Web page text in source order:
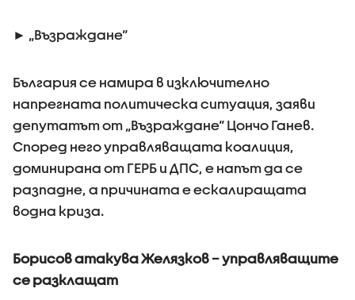
► „Възраждане“
България се намира в изключително
напрегната политическа ситуация, заяви
депутатът от „Възраждане“ Цончо Ганев.
Според него управляващата коалиция,
доминирана от ГЕРБ и ДПС, е напът да се
разпадне, а причината е ескалиращата
водна криза.
Борисов атакува Желязков – управляващите
се разклащат